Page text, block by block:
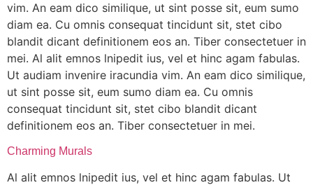
vim. An eam dico similique, ut sint posse sit, eum sumo
diam ea. Cu omnis consequat tincidunt sit, stet cibo
blandit dicant definitionem eos an. Tiber consectetuer in
mei. Al alit emnos lnipedit ius, vel et hinc agam fabulas.
Ut audiam invenire iracundia vim. An eam dico similique,
ut sint posse sit, eum sumo diam ea. Cu omnis
consequat tincidunt sit, stet cibo blandit dicant
definitionem eos an. Tiber consectetuer in mei.
Charming Murals
Al alit emnos lnipedit ius, vel et hinc agam fabulas. Ut